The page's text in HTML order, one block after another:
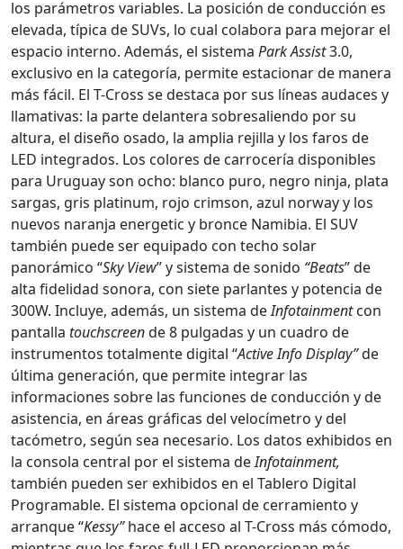
los parámetros variables. La posición de conducción es
elevada, típica de SUVs, lo cual colabora para mejorar el
espacio interno. Además, el sistema Park Assist3.0,
exclusivo en la categoría, permite estacionar de manera
más fácil. El T-Cross se destaca por sus líneas audaces y
llamativas: la parte delantera sobresaliendo por su
altura, el diseño osado, la amplia rejilla y los faros de
LED integrados. Los colores de carrocería disponibles
para Uruguay son ocho: blanco puro, negro ninja, plata
sargas, gris platinum, rojo crimson, azul norway y los
nuevos naranja energetic y bronce Namibia. El SUV
también puede ser equipado con techo solar
panorámico “Sky View” y sistema de sonido “Beats” de
alta fidelidad sonora, con siete parlantes y potencia de
300W. Incluye, además, un sistema deInfotainmentcon
pantalla touchscreende 8 pulgadas y un cuadro de
instrumentos totalmente digital “Active Info Display”de
última generación, que permite integrar las
informaciones sobre las funciones de conducción y de
asistencia, en áreas gráficas del velocímetro y del
tacómetro, según sea necesario. Los datos exhibidos en
la consola central por el sistema deInfotainment,
también pueden ser exhibidos en el Tablero Digital
Programable. El sistema opcional de cerramiento y
arranque “Kessy”hace el acceso al T-Cross más cómodo,